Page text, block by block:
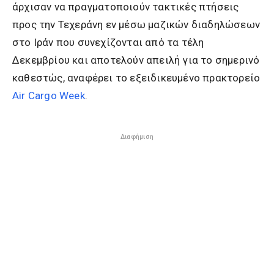
άρχισαν να πραγματοποιούν τακτικές πτήσεις
προς την Τεχεράνη εν μέσω μαζικών διαδηλώσεων
στο Ιράν που συνεχίζονται από τα τέλη
Δεκεμβρίου και αποτελούν απειλή για το σημερινό
καθεστώς, αναφέρει το εξειδικευμένο πρακτορείο
Air Cargo Week.
Διαφήμιση